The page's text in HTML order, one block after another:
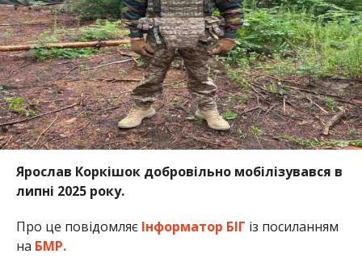
Ярослав Коркішок добровільно мобілізувався в
липні 2025 року.
Про це повідомляє Інформатор БІГ із посиланням
на БМР.